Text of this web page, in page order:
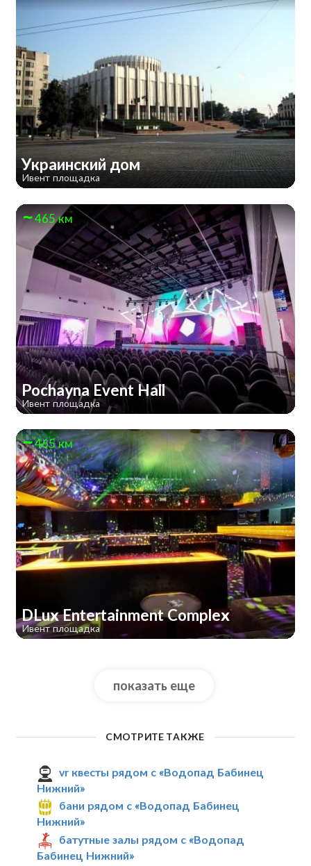
Украинский дом
Ивент площадка
465 км
Pochayna Event Hall
Ивент площадка
465 км
DLux Entertainment Complex
Ивент площадка
показать еще
СМОТРИТЕ ТАКЖЕ
vr квесты рядом с «Водопад Бабинец
Нижний»
бани рядом с «Водопад Бабинец
Нижний»
батутные залы рядом с «Водопад
Бабинец Нижний»